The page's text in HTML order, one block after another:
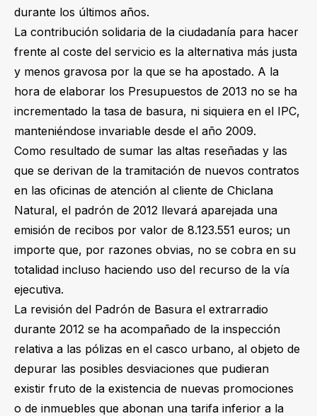
durante los últimos años.
La contribución solidaria de la ciudadanía para hacer
frente al coste del servicio es la alternativa más justa
y menos gravosa por la que se ha apostado. A la
hora de elaborar los Presupuestos de 2013 no se ha
incrementado la tasa de basura, ni siquiera en el IPC,
manteniéndose invariable desde el año 2009.
Como resultado de sumar las altas reseñadas y las
que se derivan de la tramitación de nuevos contratos
en las oficinas de atención al cliente de Chiclana
Natural, el padrón de 2012 llevará aparejada una
emisión de recibos por valor de 8.123.551 euros; un
importe que, por razones obvias, no se cobra en su
totalidad incluso haciendo uso del recurso de la vía
ejecutiva.
La revisión del Padrón de Basura el extrarradio
durante 2012 se ha acompañado de la inspección
relativa a las pólizas en el casco urbano, al objeto de
depurar las posibles desviaciones que pudieran
existir fruto de la existencia de nuevas promociones
o de inmuebles que abonan una tarifa inferior a la